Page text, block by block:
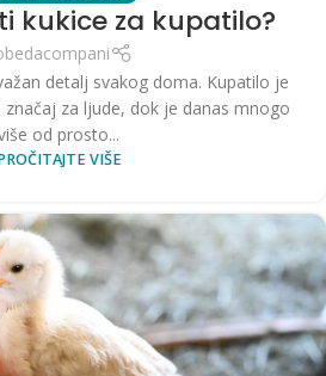
kukice za kupatilo?
detalj svakog doma. Kupatilo je
za ljude, dok je danas mnogo
od prosto...
VIŠE